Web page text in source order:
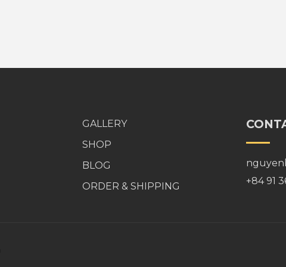
GALLERY
SHOP
BLOG
ORDER & SHIPPING
+84 91